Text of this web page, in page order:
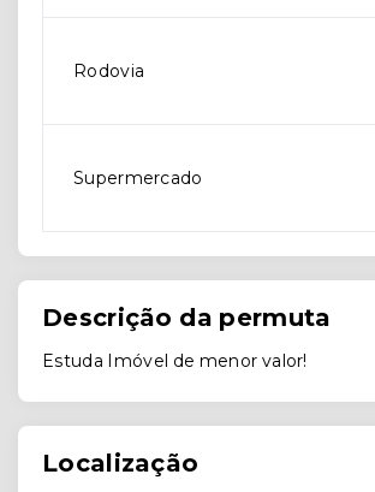
Rodovia
Supermercado
Descrição da permuta
Estuda Imóvel de menor valor!
Localização